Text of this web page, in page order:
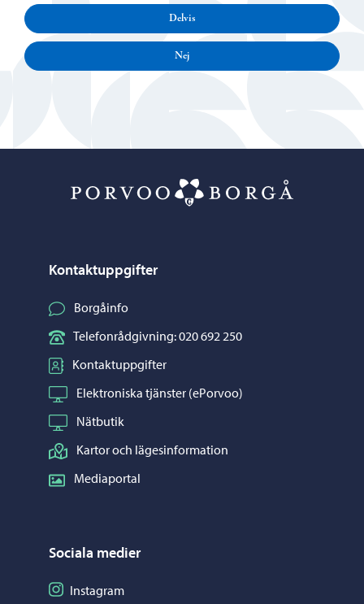
Delvis
Nej
Kontaktuppgifter
Borgåinfo
Telefonrådgivning: 020 692 250
Kontaktuppgifter
Elektroniska tjänster (ePorvoo)
Nätbutik
Kartor och lägesinformation
Mediaportal
Sociala medier
Följ på Instagram
Instagram